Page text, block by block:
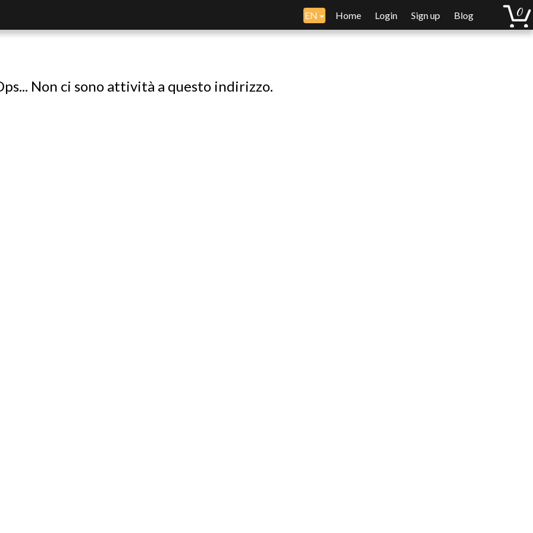
EN Home Login Sign up Blog
Non ci sono attività a questo indirizzo.